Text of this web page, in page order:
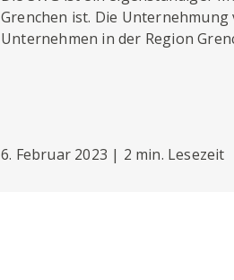
Grenchen ist. Die
Unternehmen in der Region
6. Februar 2023 | 2 min. Lesezeit